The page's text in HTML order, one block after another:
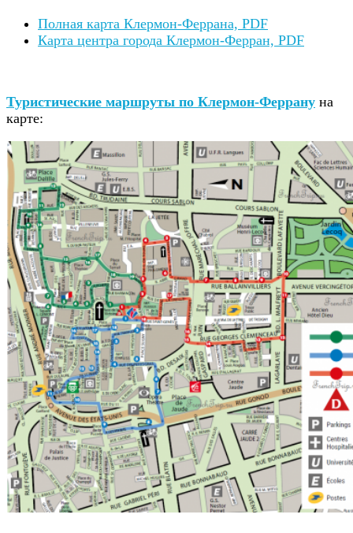
Полная карта Клермон-Феррана, PDF
Карта центра города Клермон-Ферран, PDF
Туристические маршруты по Клермон-Феррану на
карте: